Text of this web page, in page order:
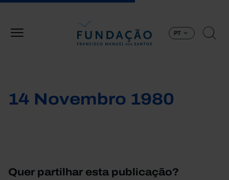
PT
14 Novembro 1980
Quer partilhar esta publicação?